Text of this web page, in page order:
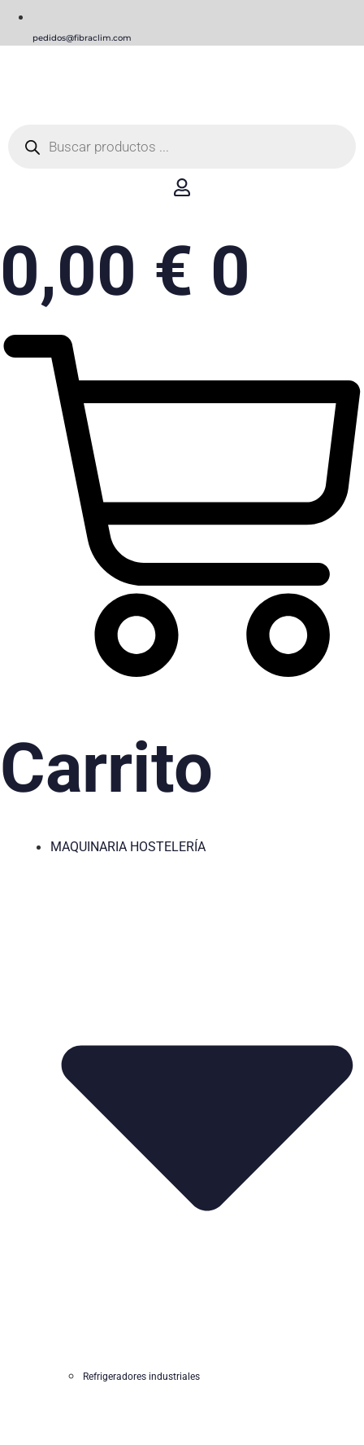
pedidos@fibraclim.com
productos
0,00 € 0
Carrito
MAQUINARIA HOSTELERÍA
Refrigeradores industriales